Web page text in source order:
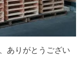
ありがとうござい